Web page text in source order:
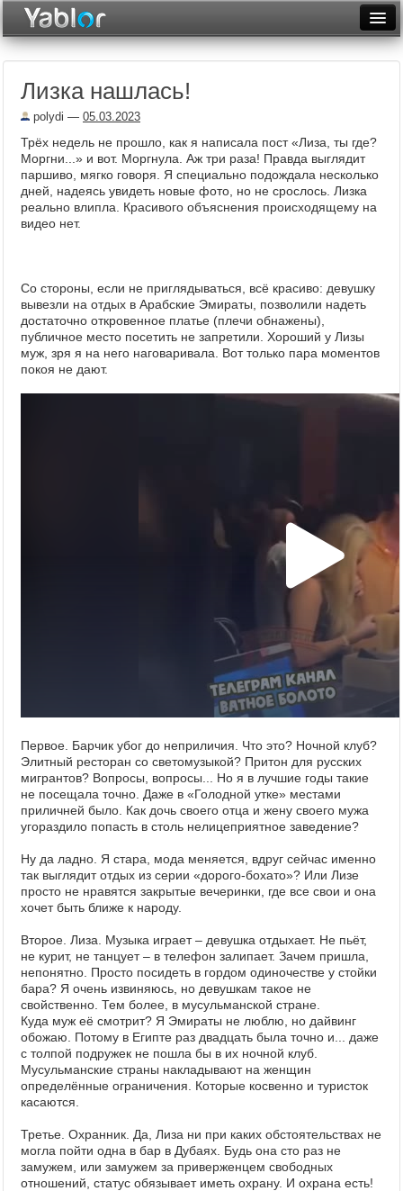
Неделя
Рейтинги
Архив
Лизка нашлась!
polydi — 05.03.2023
Трёх недель не прошло, как я написала пост «Лиза, ты где?
Моргни...» и вот. Моргнула. Аж три раза! Правда выглядит
паршиво, мягко говоря. Я специально подождала несколько
дней, надеясь увидеть новые фото, но не срослось. Лизка
реально влипла. Красивого объяснения происходящему на
видео нет.
Со стороны, если не приглядываться, всё красиво: девушку
вывезли на отдых в Арабские Эмираты, позволили надеть
достаточно откровенное платье (плечи обнажены),
публичное место посетить не запретили. Хороший у Лизы
муж, зря я на него наговаривала. Вот только пара моментов
покоя не дают.
Первое. Барчик убог до неприличия. Что это? Ночной клуб?
Элитный ресторан со светомузыкой? Притон для русских
мигрантов? Вопросы, вопросы... Но я в лучшие годы такие
не посещала точно. Даже в «Голодной утке» местами
приличней было. Как дочь своего отца и жену своего мужа
угораздило попасть в столь нелицеприятное заведение?
Ну да ладно. Я стара, мода меняется, вдруг сейчас именно
так выглядит отдых из серии «дорого-бохато»? Или Лизе
просто не нравятся закрытые вечеринки, где все свои и она
хочет быть ближе к народу.
Второе. Лиза. Музыка играет – девушка отдыхает. Не пьёт,
не курит, не танцует – в телефон залипает. Зачем пришла,
непонятно. Просто посидеть в гордом одиночестве у стойки
бара? Я очень извиняюсь, но девушкам такое не
свойственно. Тем более, в мусульманской стране.
Куда муж её смотрит? Я Эмираты не люблю, но дайвинг
обожаю. Потому в Египте раз двадцать была точно и... даже
с толпой подружек не пошла бы в их ночной клуб.
Мусульманские страны накладывают на женщин
определённые ограничения. Которые косвенно и туристок
касаются.
Третье. Охранник. Да, Лиза ни при каких обстоятельствах не
могла пойти одна в бар в Дубаях. Будь она сто раз не
замужем, или замужем за приверженцем свободных
отношений, статус обязывает иметь охрану. И охрана есть!